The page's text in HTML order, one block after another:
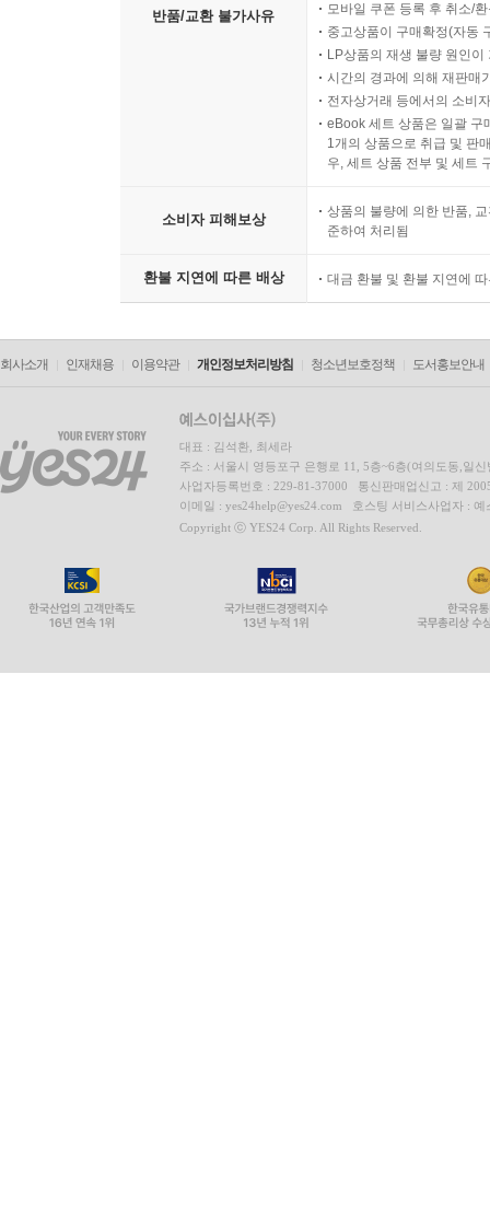
반품/교환 불가사유
모바일 쿠폰 등록 후 취소/
중고상품이 구매확정(자동
LP상품의 재생 불량 원인
시간의 경과에 의해 재판매
전자상거래 등에서의 소비
eBook 세트 상품은 일괄 구
1개의 상품으로 취급 및 판
우, 세트 상품 전부 및 세트
소비자 피해보상
상품의 불량에 의한 반품,
준하여 처리됨
환불 지연에 따른 배상 대금 환불 및 환불 지연에
회사소개 인재채용 이용약관 개인정보처리방침 청소년보호정책 도서홍보안내
대표 : 김석환, 최세라
주소 : 서울시 영등포구 은행로 11, 5층~6층(여의도동,일신
사업자등록번호 : 229-81-37000 통신판매업신고 : 제
이메일 : yes24help@yes24.com 호스팅 서비스사업자 :
Copyright ⓒ YES24 Corp. All Rights Reserved.